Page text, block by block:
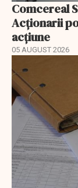
Comcereal
Acționarii
acțiune
05 AUGUST 2026